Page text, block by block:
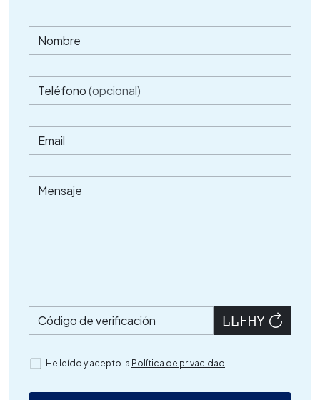
Nombre
Teléfono(opcional)
Email
Mensaje
Código de verificación
He leído y acepto la Política de privacidad